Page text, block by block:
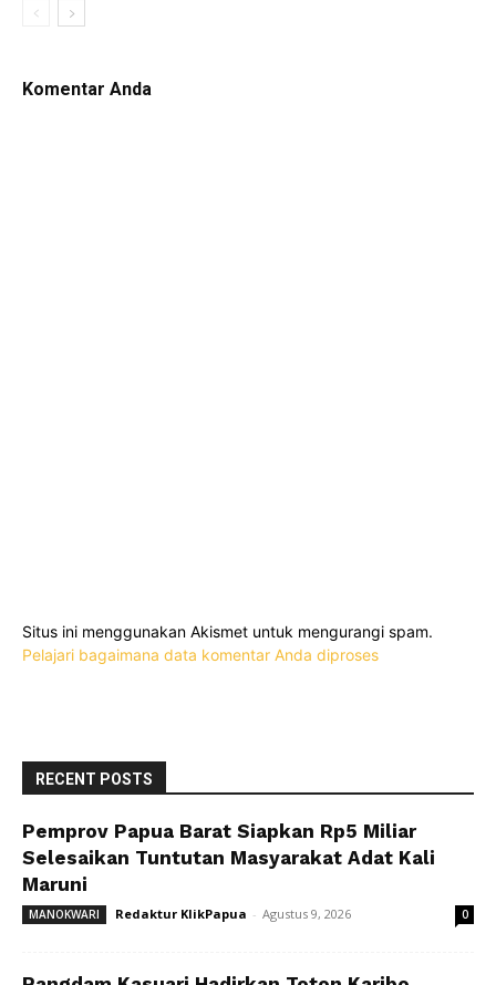
Komentar Anda
Situs ini menggunakan Akismet untuk mengurangi spam.
Pelajari bagaimana data komentar Anda diproses
RECENT POSTS
Pemprov Papua Barat Siapkan Rp5 Miliar
Selesaikan Tuntutan Masyarakat Adat Kali
Maruni
MANOKWARI Redaktur KlikPapua - Agustus 9, 2026 0